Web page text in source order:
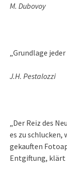
M. Dubovoy
„Grundlage
J.H. Pestalozzi
„Der Reiz des
es zu schlucken,
gekauften
Entgiftung, klärt